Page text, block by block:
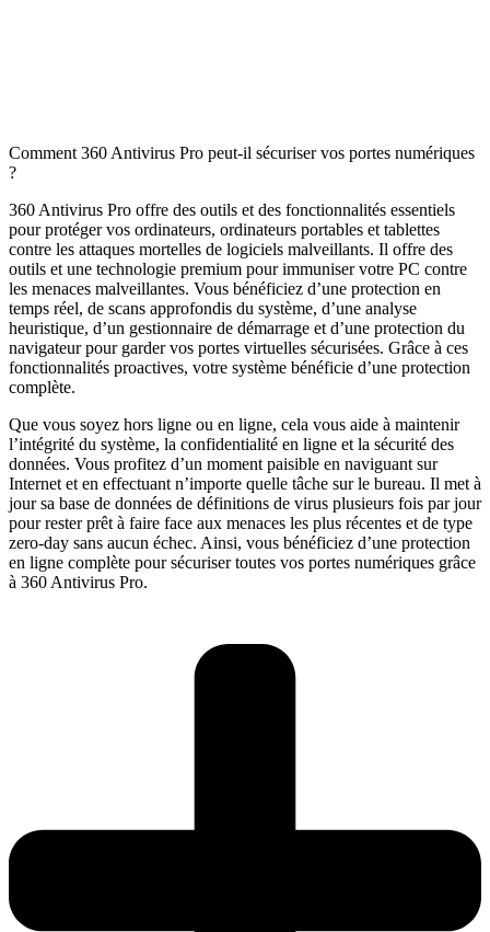
Comment 360 Antivirus Pro peut-il sécuriser vos portes numériques
?
360 Antivirus Pro offre des outils et des fonctionnalités essentiels
pour protéger vos ordinateurs, ordinateurs portables et tablettes
contre les attaques mortelles de logiciels malveillants. Il offre des
outils et une technologie premium pour immuniser votre PC contre
les menaces malveillantes. Vous bénéficiez d’une protection en
temps réel, de scans approfondis du système, d’une analyse
heuristique, d’un gestionnaire de démarrage et d’une protection du
navigateur pour garder vos portes virtuelles sécurisées. Grâce à ces
fonctionnalités proactives, votre système bénéficie d’une protection
complète.
Que vous soyez hors ligne ou en ligne, cela vous aide à maintenir
l’intégrité du système, la confidentialité en ligne et la sécurité des
données. Vous profitez d’un moment paisible en naviguant sur
Internet et en effectuant n’importe quelle tâche sur le bureau. Il met à
jour sa base de données de définitions de virus plusieurs fois par jour
pour rester prêt à faire face aux menaces les plus récentes et de type
zero-day sans aucun échec. Ainsi, vous bénéficiez d’une protection
en ligne complète pour sécuriser toutes vos portes numériques grâce
à 360 Antivirus Pro.